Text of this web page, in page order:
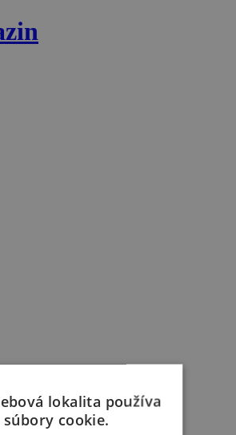
lokalita používa
súbory cookie.